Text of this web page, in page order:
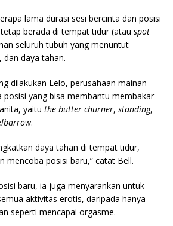
lama durasi sesi bercinta dan posisi
berada di tempat tidur (atau spot
seluruh tubuh yang menuntut
dan daya tahan.
dilakukan Lelo, perusahaan mainan
posisi yang bisa membantu membakar
yaitu the butter churner, standing,
.
daya tahan di tempat tidur,
mencoba posisi baru,” catat Bell.
baru, ia juga menyarankan untuk
aktivitas erotis, daripada hanya
seperti mencapai orgasme.